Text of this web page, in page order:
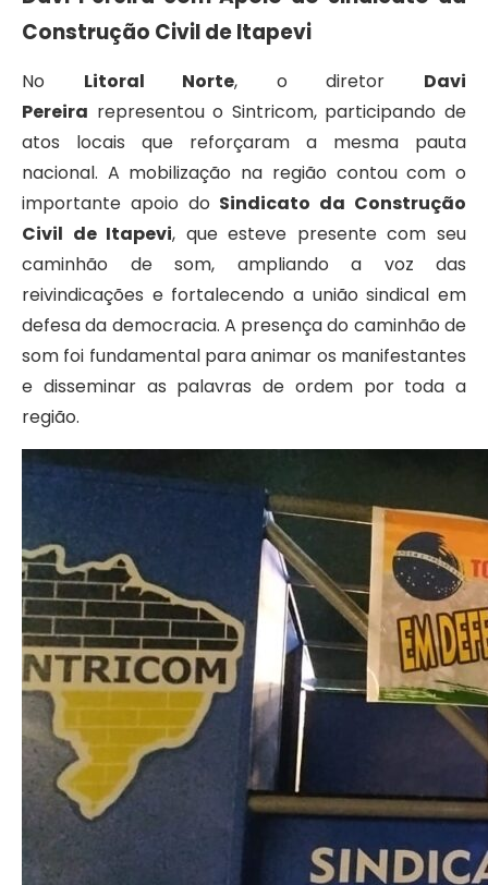
Construção Civil de Itapevi
No Litoral Norte, o diretor Davi
Pereira representou o Sintricom, participando de
atos locais que reforçaram a mesma pauta
nacional. A mobilização na região contou com o
importante apoio do Sindicato da Construção
Civil de Itapevi, que esteve presente com seu
caminhão de som, ampliando a voz das
reivindicações e fortalecendo a união sindical em
defesa da democracia. A presença do caminhão de
som foi fundamental para animar os manifestantes
e disseminar as palavras de ordem por toda a
região.